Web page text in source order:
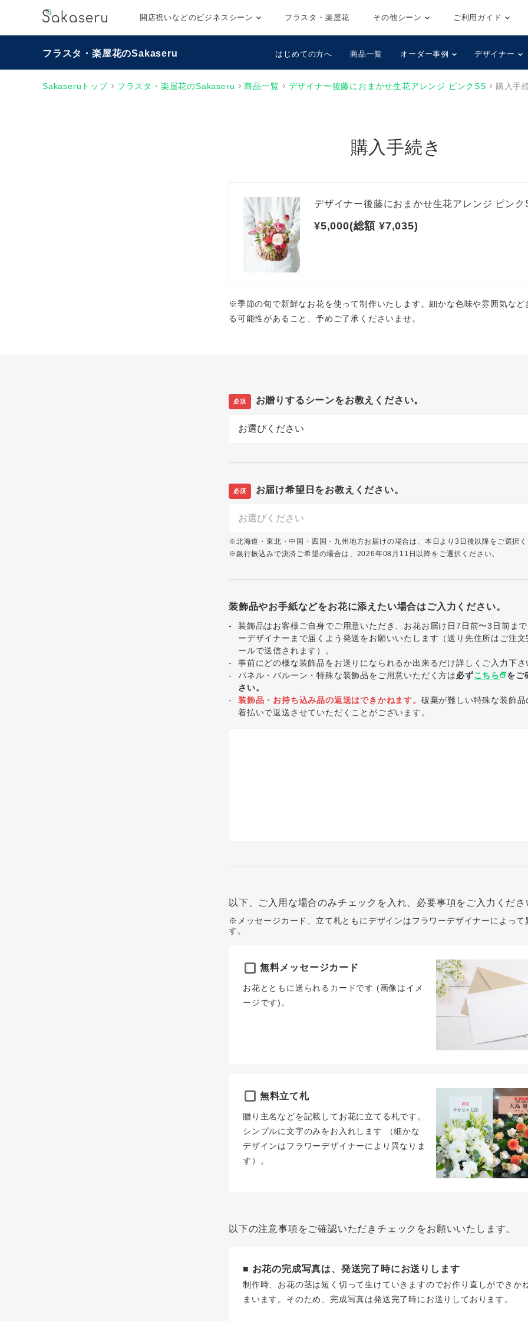
開店祝いなどのビジネスシーン フラスタ・楽屋花 その他シーン ご利用ガイド
フラスタ・楽屋花のSakaseru はじめての方へ 商品一覧 オーダー事例 デザイナー
Sakaseruトップ フラスタ・楽屋花のSakaseru 商品一覧 デザイナー後藤におまかせ生花アレンジ ピンクSS 購入手
購入手続き
デザイナー後藤におまかせ生花アレンジ ピンク
¥5,000(総額 ¥7,035)
※季節の旬で新鮮なお花を使って制作いたします。細かな色味や雰囲気など
る可能性があること、予めご了承くださいませ。
必須 お贈りするシーンをお教えください。
必須 お届け希望日をお教えください。
※北海道・東北・中国・四国・九州地方お届けの場合は、本日より3日後以降をご選択
※銀行振込みで決済ご希望の場合は、2026年08月11日以降をご選択ください。
装飾品やお手紙などをお花に添えたい場合はご入力ください。
装飾品はお客様ご自身でご用意いただき、お花お届け日7日前〜3日前ま
ーデザイナーまで届くよう発送をお願いいたします（送り先住所はご注
ールで送信されます）。
事前にどの様な装飾品をお送りになられるか出来るだけ詳しくご入力下さ
パネル・バルーン・特殊な装飾品をご用意いただく方は必ずこちらselect_windowをご
さい。
装飾品・お持ち込み品の返送はできかねます。 破棄が難しい特殊な装飾
着払いで返送させていただくことがございます。
以下、ご入用な場合のみチェックを入れ、必要事項をご入力くださ
※メッセージカード、立て札ともにデザインはフラワーデザイナーによって
す。
無料メッセージカード
お花とともに送られるカードです (画像はイメ
ージです)。
無料立て札
贈り主名などを記載してお花に立てる札です。
シンプルに文字のみをお入れします （細かな
デザインはフラワーデザイナーにより異なりま
す）。
以下の注意事項をご確認いただきチェックをお願いいたします。
■ お花の完成写真は、発送完了時にお送りします
制作時、お花の茎は短く切って生けていきますのでお作り直しができか
まいます。そのため、完成写真は発送完了時にお送りしております。